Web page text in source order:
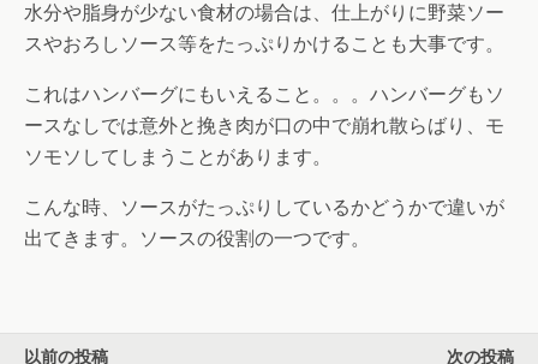
水分や脂身が少ない食材の場合は、仕上がりに野菜ソー
スやおろしソース等をたっぷりかけることも大事です。
これはハンバーグにもいえること。。。ハンバーグもソ
ースなしでは意外と挽き肉が口の中で崩れ散らばり、モ
ソモソしてしまうことがあります。
こんな時、ソースがたっぷりしているかどうかで違いが
出てきます。ソースの役割の一つです。
以前の投稿 次の投稿